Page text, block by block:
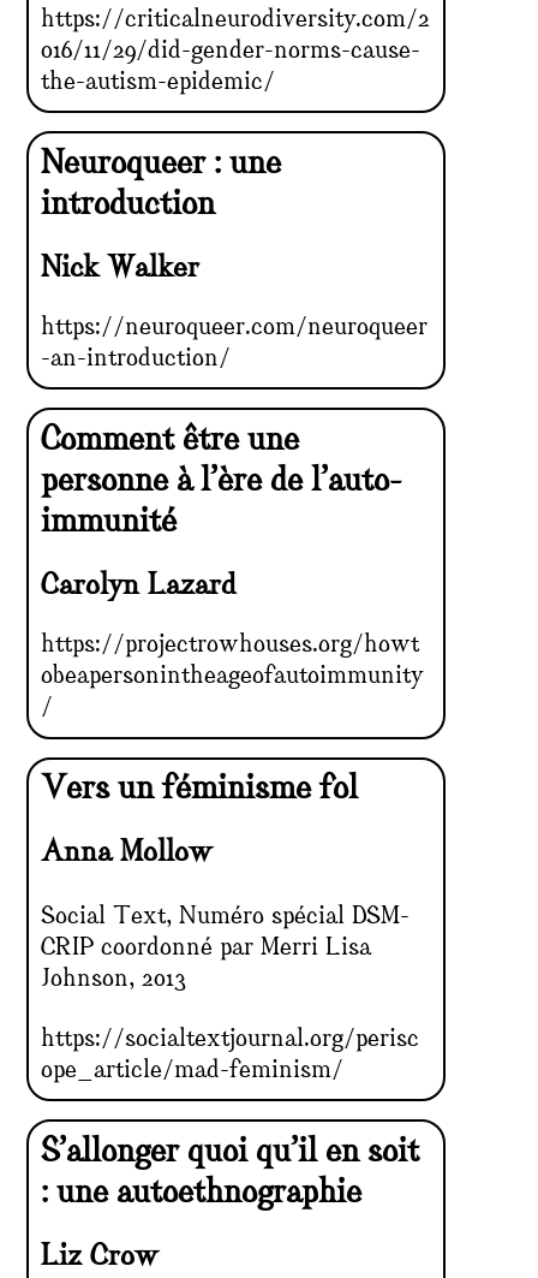
https://criticalneurodiversity.com/2
016/11/29/did-gender-norms-cause-
the-autism-epidemic/
Neuroqueer : une
introduction
Nick Walker
https://neuroqueer.com/neuroqueer
-an-introduction/
Comment être une
personne à l’ère de l’auto-
immunité
Carolyn Lazard
https://projectrowhouses.org/howt
obeapersonintheageofautoimmunity
/
Vers un féminisme fol
Anna Mollow
Social Text, Numéro spécial DSM-
CRIP coordonné par Merri Lisa
Johnson, 2013
https://socialtextjournal.org/perisc
ope_article/mad-feminism/
S’allonger quoi qu’il en soit
: une autoethnographie
Liz Crow